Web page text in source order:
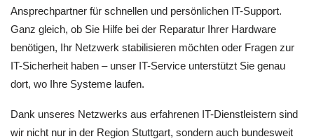
Ansprechpartner für schnellen und persönlichen IT-Support.
Ganz gleich, ob Sie Hilfe bei der Reparatur Ihrer Hardware
benötigen, Ihr Netzwerk stabilisieren möchten oder Fragen zur
IT-Sicherheit haben – unser IT-Service unterstützt Sie genau
dort, wo Ihre Systeme laufen.
Dank unseres Netzwerks aus erfahrenen IT-Dienstleistern sind
wir nicht nur in der Region Stuttgart, sondern auch bundesweit